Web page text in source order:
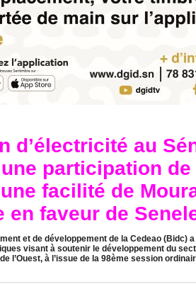
d’électricité au
participation
facilité de
en faveur de
et de développement de la Cedeao (Bidc)
visant à soutenir le développement du
l’Ouest, à l’issue de la 98ème session